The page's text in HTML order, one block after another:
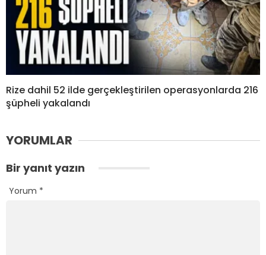
Rize dahil 52 ilde gerçekleştirilen operasyonlarda 216
şüpheli yakalandı
YORUMLAR
Bir yanıt yazın
Yorum *